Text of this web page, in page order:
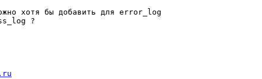
хотя бы добавить для error_log
?